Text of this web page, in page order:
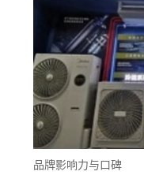
品牌影响力与口碑